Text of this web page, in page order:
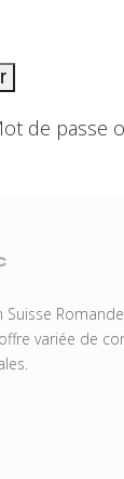
de passe
variée de